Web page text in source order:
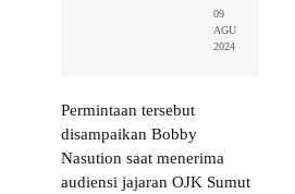
09
AGU
2024
Permintaan tersebut
disampaikan Bobby
Nasution saat menerima
audiensi jajaran OJK Sumut